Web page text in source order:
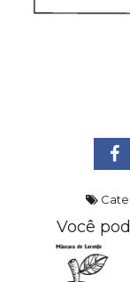
Você